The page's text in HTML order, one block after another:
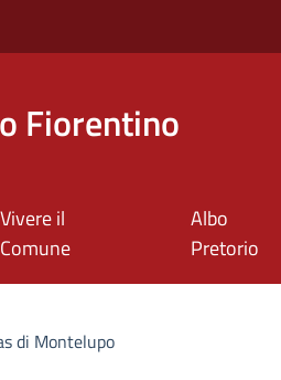
Fiorentino
Vivere il
Comune
Albo
Pretorio
di Montelupo